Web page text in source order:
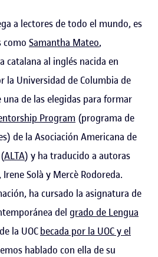
a lectores de todo el mundo, es
como Samantha Mateo,
al inglés nacida en
la Universidad de Columbia de
de las elegidas para formar
Program (programa de
de la Asociación Americana de
ALTA) y ha traducido a autoras
Solà y Mercè Rodoreda.
ha cursado la asignatura de
del grado de Lengua
de la UOCbecada por la UOC y el
hablado con ella de su